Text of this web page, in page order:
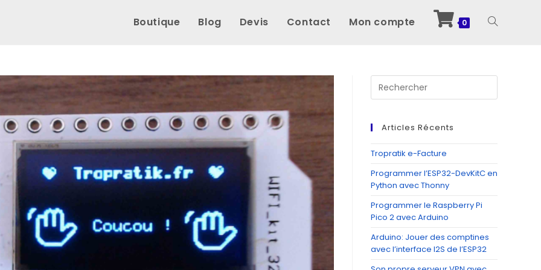
Boutique Blog Devis Contact Mon compte 0 Toggle
Articles Récents
Tropratik e-Facture
Programmer l’ESP32-DevKitC en
Python avec Thonny
Programmer le Raspberry Pi
Pico 2 avec Arduino
Arduino: Jouer des comptines
avec l’interface I2S de l’ESP32